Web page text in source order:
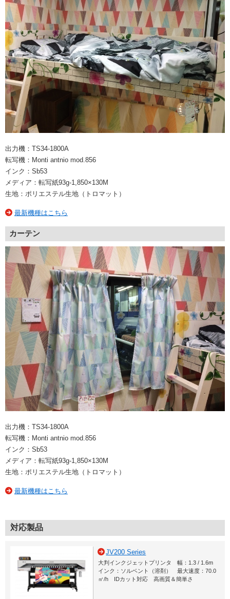
出力機：TS34-1800A
転写機：Monti antnio mod.856
インク：Sb53
メディア：転写紙93g-1,850×130M
生地：ポリエステル生地（トロマット）
最新機種はこちら
カーテン
出力機：TS34-1800A
転写機：Monti antnio mod.856
インク：Sb53
メディア：転写紙93g-1,850×130M
生地：ポリエステル生地（トロマット）
最新機種はこちら
対応製品
JV200 Series
大判インクジェットプリンタ 幅：1.3 / 1.6m
インク：ソルベント（溶剤） 最大速度：70.0
㎡/h IDカット対応 高画質＆簡単さ